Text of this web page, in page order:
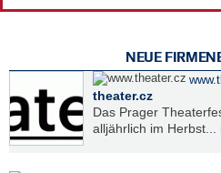
NEUE
theater.cz
Das Prager
alljährlich im Herbst...